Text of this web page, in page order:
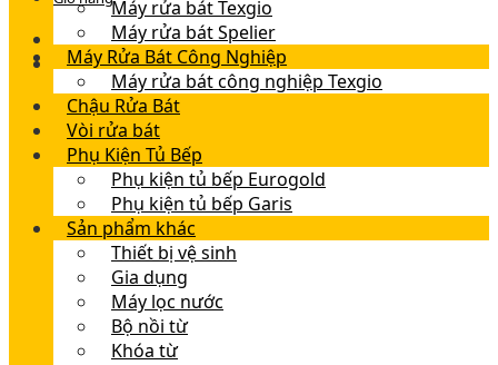
Máy rửa bát Texgio
Máy rửa bát Spelier
Máy Rửa Bát Công Nghiệp
Máy rửa bát công nghiệp Texgio
Chậu Rửa Bát
Vòi rửa bát
Phụ Kiện Tủ Bếp
Phụ kiện tủ bếp Eurogold
Phụ kiện tủ bếp Garis
Sản phẩm khác
Thiết bị vệ sinh
Gia dụng
Máy lọc nước
Bộ nồi từ
Khóa từ